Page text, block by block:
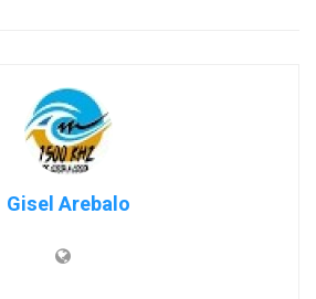
Gisel Arebalo